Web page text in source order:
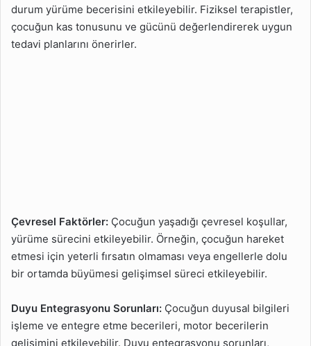
durum yürüme becerisini etkileyebilir. Fiziksel terapistler,
çocuğun kas tonusunu ve gücünü değerlendirerek uygun
tedavi planlarını önerirler.
Çevresel Faktörler: Çocuğun yaşadığı çevresel koşullar,
yürüme sürecini etkileyebilir. Örneğin, çocuğun hareket
etmesi için yeterli fırsatın olmaması veya engellerle dolu
bir ortamda büyümesi gelişimsel süreci etkileyebilir.
Duyu Entegrasyonu Sorunları: Çocuğun duyusal bilgileri
işleme ve entegre etme becerileri, motor becerilerin
gelişimini etkileyebilir. Duyu entegrasyonu sorunları,